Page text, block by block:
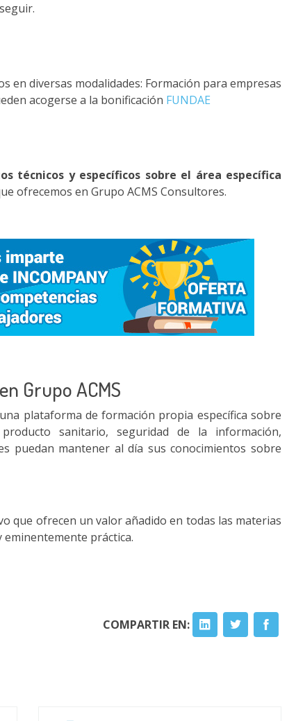
en diversas modalidades: Formación para empresas
acogerse a la bonificación FUNDAE
técnicos y específicos sobre el área específica
ofrecemos en Grupo ACMS Consultores.
Grupo ACMS
plataforma de formación propia específica sobre
sanitario, seguridad de la información,
puedan mantener al día sus conocimientos sobre
que ofrecen un valor añadido en todas las materias
práctica.
COMPARTIR EN: